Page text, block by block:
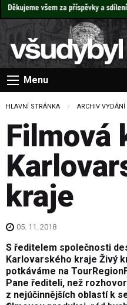
Menu
HLAVNÍ STRÁNKA ARCHIV VYDÁNÍ
Filmová
kraje
05. 11. 2018
S ředitelem společnosti
Karlovarského kraje Živý
potkáváme na
Pane řediteli, než
z nejúčinnějších oblastí k